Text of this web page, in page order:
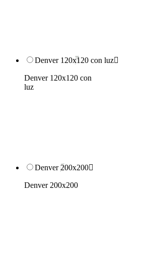
Denver 120x120 con luz
Denver 120x120 con
luz
Denver 200x200
Denver 200x200